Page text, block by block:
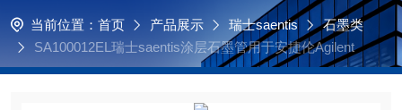
当前位置： 首页 产品展示 瑞士saentis
石墨类
SA100012EL瑞士saentis涂层石墨管用于安捷伦Agilent